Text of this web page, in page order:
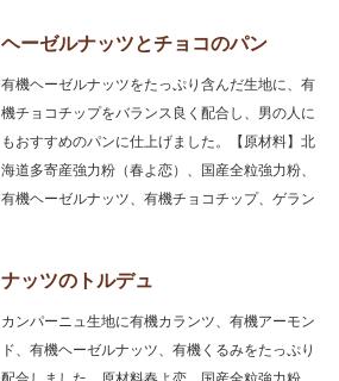
ヘーゼルナッツとチョコのパン
有機ヘーゼルナッツをたっぷり含んだ生地に、有
機チョコチップをバランス良く配合し、男の人に
もおすすめのパンに仕上げました。【原材料】北
海道多寄産強力粉（春よ恋）、国産全粒強力粉、
有機ヘーゼルナッツ、有機チョコチップ、ゲラン
ナッツのトルデュ
カンパーニュ生地に有機カランツ、有機アーモン
ド、有機ヘーゼルナッツ、有機くるみをたっぷり
配合しました。原材料春よ恋、国産全粒強力粉、